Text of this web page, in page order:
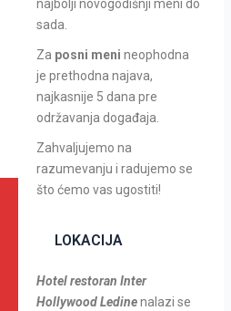
najbolji novogodišnji meni do
sada.
Za posni meni neophodna
je prethodna najava,
najkasnije 5 dana pre
održavanja događaja.
Zahvaljujemo na
razumevanju i radujemo se
što ćemo vas ugostiti!
LOKACIJA
Hotel restoran Inter
Hollywood Ledinenalazi se